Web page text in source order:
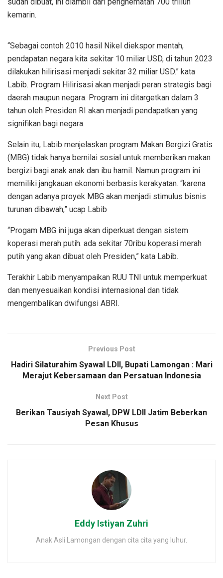
kemarin.
“Sebagai contoh 2010 hasil Nikel diekspor mentah,
pendapatan negara kita sekitar 10 miliar USD, di tahun 2023
dilakukan hilirisasi menjadi sekitar 32 miliar USD.” kata
Labib. Program Hilirisasi akan menjadi peran strategis bagi
daerah maupun negara. Program ini ditargetkan dalam 3
tahun oleh Presiden RI akan menjadi pendapatkan yang
signifikan bagi negara.
Selain itu, Labib menjelaskan program Makan Bergizi Gratis
(MBG) tidak hanya bernilai sosial untuk memberikan makan
bergizi bagi anak anak dan ibu hamil. Namun program ini
memiliki jangkauan ekonomi berbasis kerakyatan. “karena
dengan adanya proyek MBG akan menjadi stimulus bisnis
turunan dibawah,” ucap Labib
“Progam MBG ini juga akan diperkuat dengan sistem
koperasi merah putih. ada sekitar 70ribu koperasi merah
putih yang akan dibuat oleh Presiden,” kata Labib.
Terakhir Labib menyampaikan RUU TNI untuk memperkuat
dan menyesuaikan kondisi internasional dan tidak
mengembalikan dwifungsi ABRI.
Previous Post
Hadiri Silaturahim Syawal LDII, Bupati Lamongan : Mari
Merajut Kebersamaan dan Persatuan Indonesia
Next Post
Berikan Tausiyah Syawal, DPW LDII Jatim Beberkan
Pesan Khusus
Eddy Istiyan Zuhri
Anak Asli Lamongan dengan cita cita yang luhur.